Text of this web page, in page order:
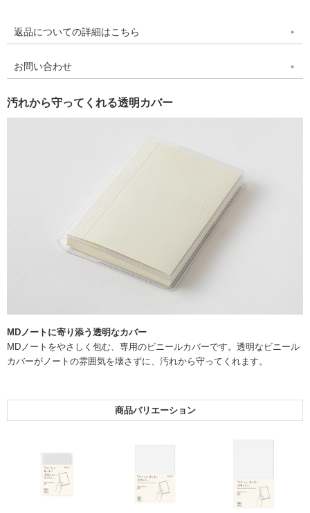
返品についての詳細はこちら
お問い合わせ
汚れから守ってくれる透明カバー
MDノートに寄り添う透明なカバー
MDノートをやさしく包む、専用のビニールカバーです。透明なビニール
カバーがノートの雰囲気を壊さずに、汚れから守ってくれます。
商品バリエーション